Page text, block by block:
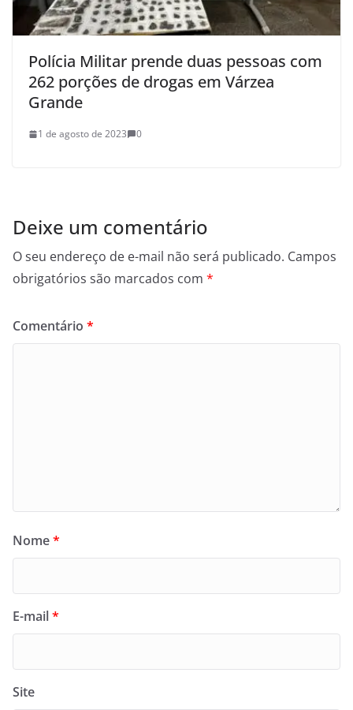
Polícia Militar prende duas pessoas com
262 porções de drogas em Várzea
Grande
1 de agosto de 2023 0
Deixe um comentário
O seu endereço de e-mail não será publicado. Campos
obrigatórios são marcados com *
Comentário *
Nome*
E-mail*
Site